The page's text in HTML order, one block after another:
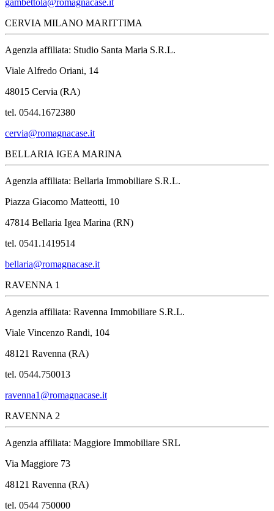
gambettola@romagnacase.it
CERVIA MILANO MARITTIMA
Agenzia affiliata: Studio Santa Maria S.R.L.
Viale Alfredo Oriani, 14
48015 Cervia (RA)
tel. 0544.1672380
cervia@romagnacase.it
BELLARIA IGEA MARINA
Agenzia affiliata: Bellaria Immobiliare S.R.L.
Piazza Giacomo Matteotti, 10
47814 Bellaria Igea Marina (RN)
tel. 0541.1419514
bellaria@romagnacase.it
RAVENNA 1
Agenzia affiliata: Ravenna Immobiliare S.R.L.
Viale Vincenzo Randi, 104
48121 Ravenna (RA)
tel. 0544.750013
ravenna1@romagnacase.it
RAVENNA 2
Agenzia affiliata: Maggiore Immobiliare SRL
Via Maggiore 73
48121 Ravenna (RA)
tel. 0544 750000